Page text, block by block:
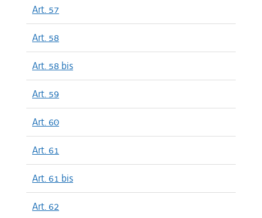
Art. 57
Art. 58
Art. 58 bis
Art. 59
Art. 60
Art. 61
Art. 61 bis
Art. 62